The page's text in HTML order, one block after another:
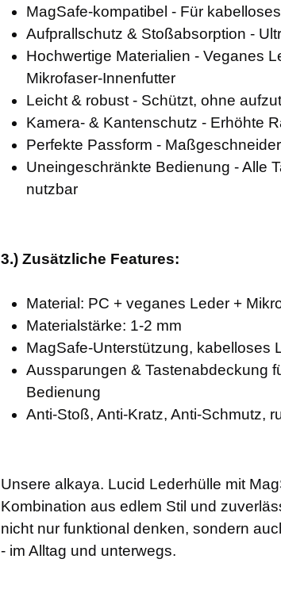
MagSafe-kompatibel - Für
Aufprallschutz & Stoßabsorption -
Hochwertige Materialien - Veganes
Mikrofaser-Innenfutter
Leicht & robust - Schützt, ohne
Kamera- & Kantenschutz - Erhöhte
Perfekte Passform -
Uneingeschränkte Bedienung - Alle
nutzbar
3.) Zusätzliche Features:
Material: PC + veganes Leder +
Materialstärke: 1-2 mm
MagSafe-Unterstützung, kabelloses
Aussparungen & Tastenabdeckung
Bedienung
Anti-Stoß, Anti-Kratz, Anti-Schmutz,
Unsere alkaya. Lucid Lederhülle mit
Kombination aus edlem Stil und
nicht nur funktional denken, sondern
- im Alltag und unterwegs.